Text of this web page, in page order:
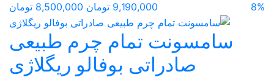
8% 9,190,000 تومان 8,500,000 تومان
سامسونت تمام چرم طبیعی
صادراتی بوفالو ریگلاژی